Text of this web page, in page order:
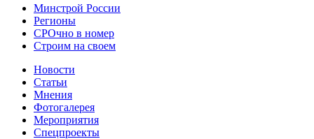
Минстрой России
Регионы
СРОчно в номер
Строим на своем
Новости
Статьи
Мнения
Фотогалерея
Мероприятия
Спецпроекты